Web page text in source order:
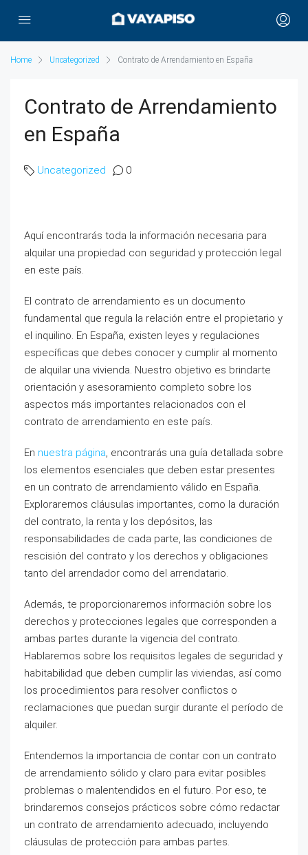
Home Uncategorized Contrato de Arrendamiento en España
Contrato de Arrendamiento
en España
Uncategorized 0
Aquí encontrarás toda la información necesaria para
alquilar una propiedad con seguridad y protección legal
en este país.
El contrato de arrendamiento es un documento
fundamental que regula la relación entre el propietario y
el inquilino. En España, existen leyes y regulaciones
específicas que debes conocer y cumplir al momento
de alquilar una vivienda. Nuestro objetivo es brindarte
orientación y asesoramiento completo sobre los
aspectos más importantes relacionados con el
contrato de arrendamiento en este país.
En nuestra página, encontrarás una guía detallada sobre
los elementos esenciales que deben estar presentes
en un contrato de arrendamiento válido en España.
Exploraremos cláusulas importantes, como la duración
del contrato, la renta y los depósitos, las
responsabilidades de cada parte, las condiciones de
rescisión del contrato y los derechos y obligaciones
tanto del arrendador como del arrendatario.
Además, te proporcionaremos información sobre los
derechos y protecciones legales que corresponden a
ambas partes durante la vigencia del contrato.
Hablaremos sobre los requisitos legales de seguridad y
habitabilidad que deben cumplir las viviendas, así como
los procedimientos para resolver conflictos o
reclamaciones que puedan surgir durante el período de
alquiler.
Entendemos la importancia de contar con un contrato
de arrendamiento sólido y claro para evitar posibles
problemas o malentendidos en el futuro. Por eso, te
brindaremos consejos prácticos sobre cómo redactar
un contrato de arrendamiento adecuado, incluyendo
cláusulas de protección para ambas partes.